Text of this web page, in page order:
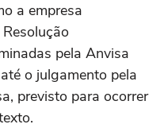
a empresa
pela Anvisa
o julgamento pela
previsto para ocorrer